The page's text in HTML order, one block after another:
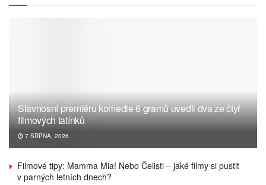
Slavnosní premiéru komedie 6 gramů uvedli dva ze čtyř
filmových tatínků
7 SRPNA, 2026
Filmové tipy: Mamma Mia! Nebo Čelisti – jaké filmy si pustit
v parných letních dnech?